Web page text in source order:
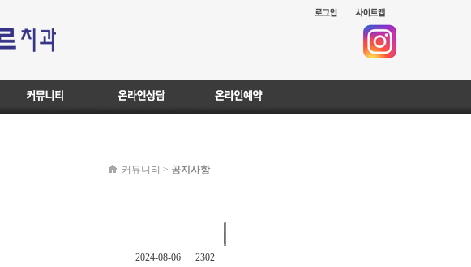
커뮤니티 > 공지사항
2024-08-06 2302